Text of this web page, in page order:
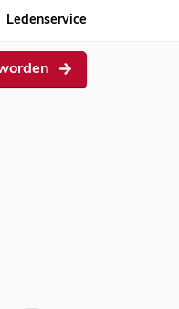
Ledenservice